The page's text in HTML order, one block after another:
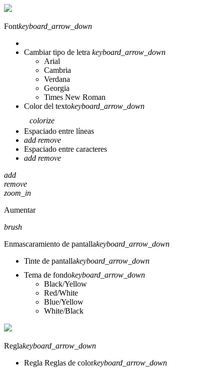
Fontkeyboard_arrow_down
Cambiar tipo de letra keyboard_arrow_down
Arial
Cambria
Verdana
Georgia
Times New Roman
Color del textokeyboard_arrow_down
colorize
Espaciado entre líneas
add remove
Espaciado entre caracteres
add remove
add
remove
zoom_in
Aumentar
brush
Enmascaramiento de pantallakeyboard_arrow_down
Tinte de pantallakeyboard_arrow_down
Tema de fondokeyboard_arrow_down
Black/Yellow
Red/White
Blue/Yellow
White/Black
Reglakeyboard_arrow_down
Regla Reglas de colorkeyboard_arrow_down